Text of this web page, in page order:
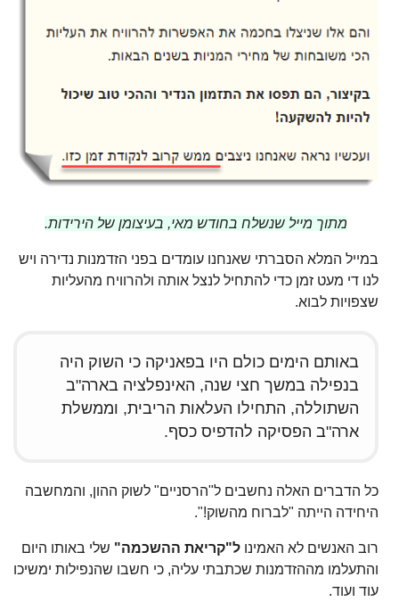
מתוך מייל שנשלח בחודש מאי, בעיצומן של הירידות.
במייל המלא הסברתי שאנחנו עומדים בפני הזדמנות נדירה ויש
לנו די מעט זמן כדי להתחיל לנצל אותה ולהרוויח מהעליות
שצפויות לבוא.
באותם הימים כולם היו בפאניקה כי השוק היה
בנפילה במשך חצי שנה, האינפלציה בארה"ב
השתוללה, התחילו העלאות הריבית, וממשלת
ארה"ב הפסיקה להדפיס כסף.
כל הדברים האלה נחשבים ל"הרסניים" לשוק ההון, והמחשבה
היחידה הייתה "לברוח מהשוק!".
רוב האנשים לא האמינול"קריאת ההשכמה" שלי באותו היום
והתעלמו מההזדמנות שכתבתי עליה, כי חשבו שהנפילות ימשיכו
עוד ועוד.